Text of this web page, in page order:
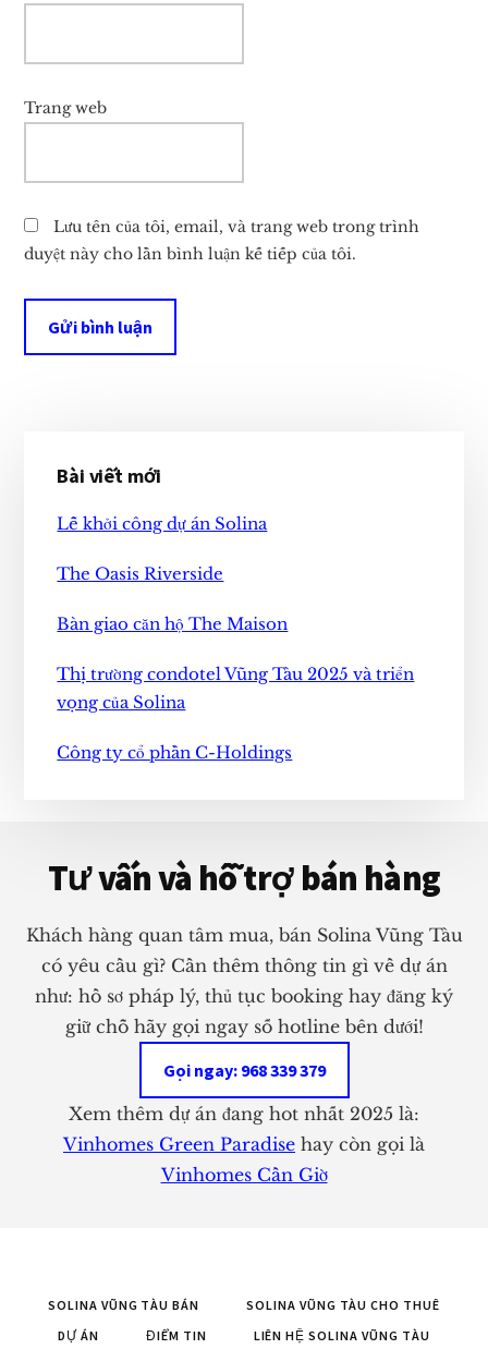
Trang web
Lưu tên của tôi, email, và trang web trong trình
duyệt này cho lần bình luận kế tiếp của tôi.
chính
Bài viết mới
Lễ khởi công dự án Solina
The Oasis Riverside
Bàn giao căn hộ The Maison
Thị trường condotel Vũng Tàu 2025 và triển
vọng của Solina
Công ty cổ phần C-Holdings
Tư vấn và hỗ trợ bán hàng
Khách hàng quan tâm mua, bán Solina Vũng Tàu
có yêu cầu gì? Cần thêm thông tin gì về dự án
như: hồ sơ pháp lý, thủ tục booking hay đăng ký
giữ chỗ hãy gọi ngay số hotline bên dưới!
Gọi ngay: 968 339 379
Xem thêm dự án đang hot nhất 2025 là:
Vinhomes Green Paradise hay còn gọi là
Vinhomes Cần Giờ
SOLINA VŨNG TÀU BÁN
SOLINA VŨNG TÀU CHO THUÊ
DỰ ÁN
ĐIỂM TIN LIÊN HỆ SOLINA VŨNG TÀU